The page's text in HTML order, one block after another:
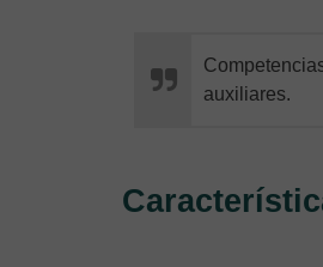
auxiliares.